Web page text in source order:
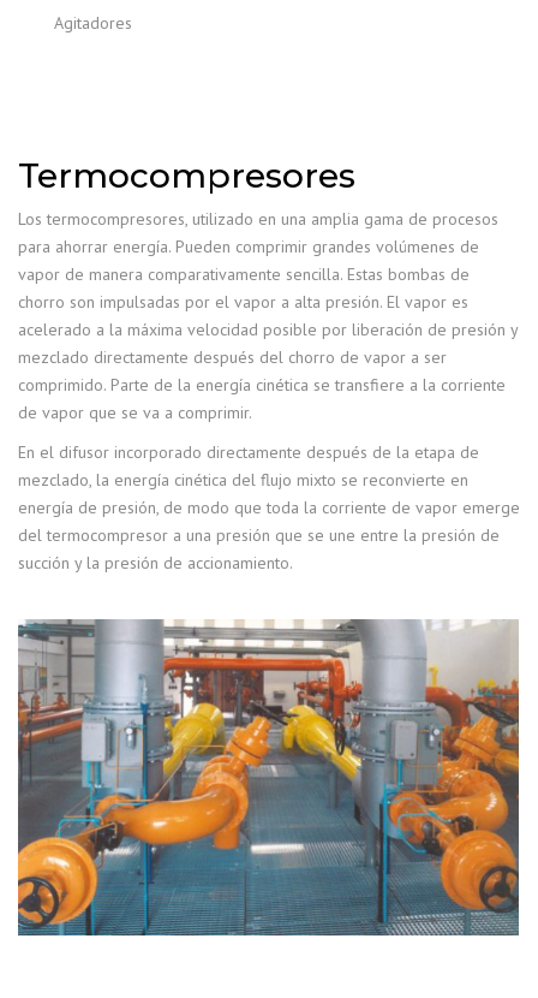
Agitadores
Termocompresores
Los termocompresores, utilizado en una amplia gama de procesos
para ahorrar energía. Pueden comprimir grandes volúmenes de
vapor de manera comparativamente sencilla. Estas bombas de
chorro son impulsadas por el vapor a alta presión. El vapor es
acelerado a la máxima velocidad posible por liberación de presión y
mezclado directamente después del chorro de vapor a ser
comprimido. Parte de la energía cinética se transfiere a la corriente
de vapor que se va a comprimir.
En el difusor incorporado directamente después de la etapa de
mezclado, la energía cinética del flujo mixto se reconvierte en
energía de presión, de modo que toda la corriente de vapor emerge
del termocompresor a una presión que se une entre la presión de
succión y la presión de accionamiento.